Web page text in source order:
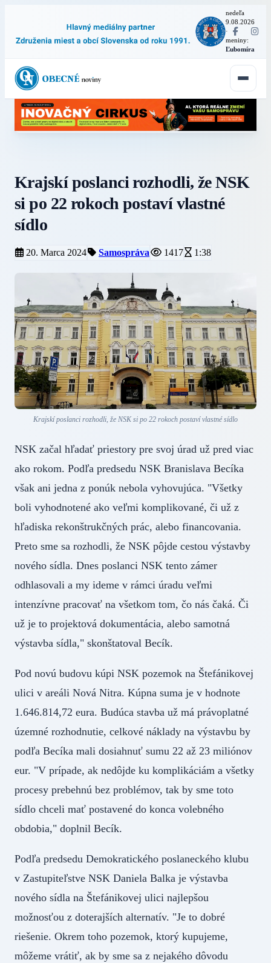
nedeľa
9.08.2026
·
meniny:
Ľubomíra
Krajskí poslanci rozhodli, že NSK
si po 22 rokoch postaví vlastné
sídlo
20. Marca 2024 Samospráva 1417 1:38
Krajskí poslanci rozhodli, že NSK si po 22 rokoch postaví vlastné sídlo
NSK začal hľadať priestory pre svoj úrad už pred viac
ako rokom. Podľa predsedu NSK Branislava Becíka
však ani jedna z ponúk nebola vyhovujúca. "Všetky
boli vyhodnotené ako veľmi komplikované, či už z
hľadiska rekonštrukčných prác, alebo financovania.
Preto sme sa rozhodli, že NSK pôjde cestou výstavby
nového sídla. Dnes poslanci NSK tento zámer
odhlasovali a my ideme v rámci úradu veľmi
intenzívne pracovať na všetkom tom, čo nás čaká. Či
už je to projektová dokumentácia, alebo samotná
výstavba sídla," skonštatoval Becík.
Pod novú budovu kúpi NSK pozemok na Štefánikovej
ulici v areáli Nová Nitra. Kúpna suma je v hodnote
1.646.814,72 eura. Budúca stavba už má právoplatné
územné rozhodnutie, celkové náklady na výstavbu by
podľa Becíka mali dosiahnuť sumu 22 až 23 miliónov
eur. "V prípade, ak nedôjde ku komplikáciám a všetky
procesy prebehnú bez problémov, tak by sme toto
sídlo chceli mať postavené do konca volebného
obdobia," doplnil Becík.
Podľa predsedu Demokratického poslaneckého klubu
v Zastupiteľstve NSK Daniela Balka je výstavba
nového sídla na Štefánikovej ulici najlepšou
možnosťou z doterajších alternatív. "Je to dobré
riešenie. Okrem toho pozemok, ktorý kupujeme,
môžeme vrátiť, ak by sme sa z nejakého dôvodu